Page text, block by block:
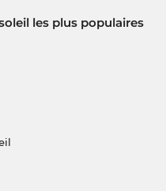
les plus populaires